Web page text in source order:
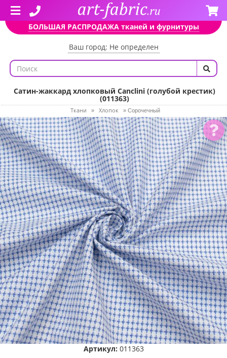
БОЛЬШАЯ РАСПРОДАЖА тканей и фурнитуры
Ваш город: Не определен
Сатин-жаккард хлопковый Canclini (голубой крестик)
(011363)
Ткани » Хлопок » Сорочечный
Артикул: 011363